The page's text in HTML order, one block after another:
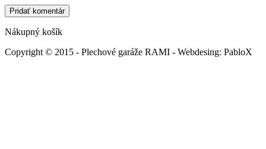
Nákupný košík
Copyright © 2015 - Plechové garáže RAMI - Webdesing: PabloX